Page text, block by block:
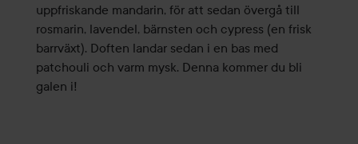
uppfriskande mandarin, för att sedan övergå till
rosmarin, lavendel, bärnsten och cypress (en frisk
barrväxt). Doften landar sedan i en bas med
patchouli och varm mysk. Denna kommer du bli
galen i!